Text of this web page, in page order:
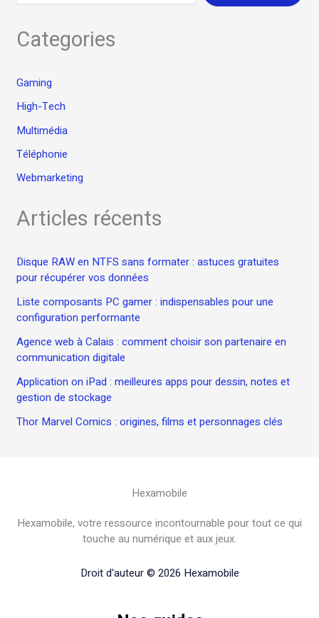
Categories
Gaming
High-Tech
Multimédia
Téléphonie
Webmarketing
Articles récents
Disque RAW en NTFS sans formater : astuces gratuites
pour récupérer vos données
Liste composants PC gamer : indispensables pour une
configuration performante
Agence web à Calais : comment choisir son partenaire en
communication digitale
Application on iPad : meilleures apps pour dessin, notes et
gestion de stockage
Thor Marvel Comics : origines, films et personnages clés
Hexamobile
Hexamobile, votre ressource incontournable pour tout ce qui
touche au numérique et aux jeux.
Droit d'auteur © 2026 Hexamobile